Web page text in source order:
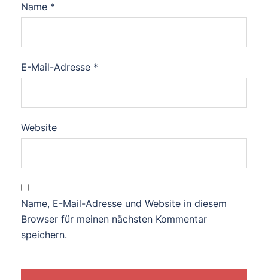
Name *
E-Mail-Adresse *
Website
Name, E-Mail-Adresse und Website in diesem
Browser für meinen nächsten Kommentar
speichern.